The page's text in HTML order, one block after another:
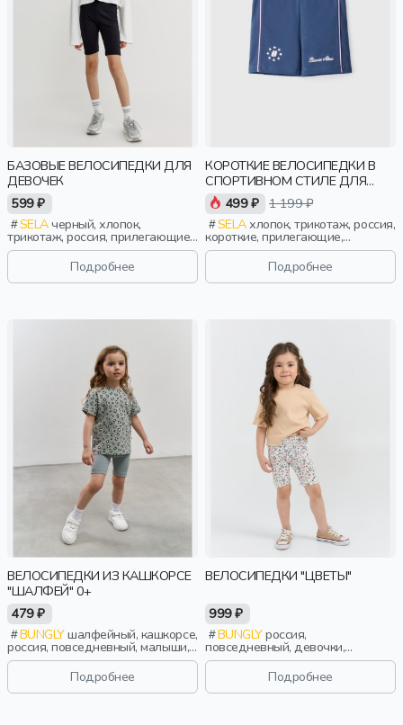
БАЗОВЫЕ ВЕЛОСИПЕДКИ ДЛЯ
ДЕВОЧЕК
599 ₽
SELAчерный, хлопок,
трикотаж, россия, прилегающие,
школа, пояс, эластичные,
повседневный, спорт, девочки,
Подробнее
КОРОТКИЕ ВЕЛОСИПЕДКИ В
СПОРТИВНОМ СТИЛЕ ДЛЯ
ДЕВОЧЕК
499 ₽ 1 199 ₽
SELAхлопок, трикотаж, россия,
короткие, прилегающие,
лампасы, принт, пояс,
эластичные, повседневный,
спорт, девочки, дети
Подробнее
ВЕЛОСИПЕДКИ ИЗ КАШКОРСЕ
"ШАЛФЕЙ" 0+
479 ₽
BUNGLYшалфейный, кашкорсе,
россия, повседневный, малыши,
дети
Подробнее
ВЕЛОСИПЕДКИ "ЦВЕТЫ"
999 ₽
BUNGLYроссия,
повседневный, девочки,
малыши, дошкольники, дети
Подробнее